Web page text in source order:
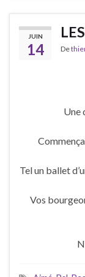
JUIN
14 De
Une
Tel un ballet
Vos